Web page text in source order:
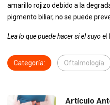
amarillo rojizo debido a la
pigmento biliar, no se puede
Lea lo que puede hacer si el suyo el
Categoría: Oftalmología
Artículo